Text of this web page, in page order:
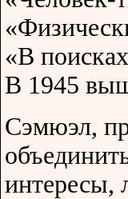
«В
В 1945
Сэмюэл,
интересы,